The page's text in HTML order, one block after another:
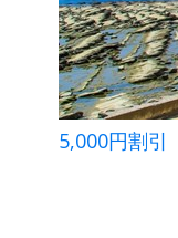
5,000円割引